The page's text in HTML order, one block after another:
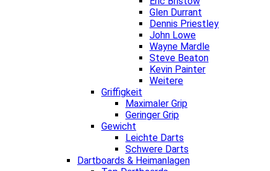
Glen Durrant
Dennis Priestley
John Lowe
Wayne Mardle
Steve Beaton
Kevin Painter
Weitere
Griffigkeit
Maximaler Grip
Geringer Grip
Gewicht
Leichte Darts
Schwere Darts
Dartboards & Heimanlagen